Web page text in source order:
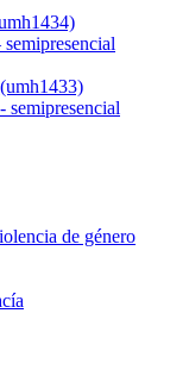
semipresencial
de género